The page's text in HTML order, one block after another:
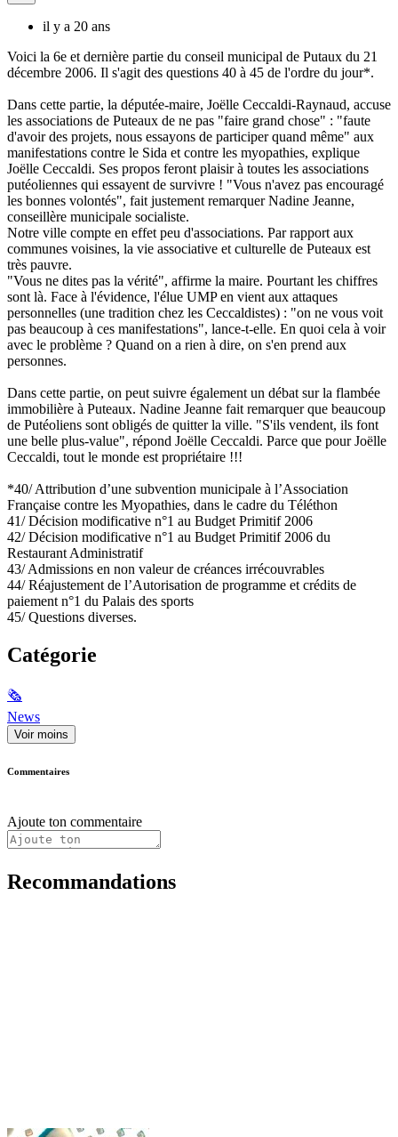
il y a 20 ans
Voici la 6e et dernière partie du conseil municipal de Putaux du 21
décembre 2006. Il s'agit des questions 40 à 45 de l'ordre du jour*.
Dans cette partie, la députée-maire, Joëlle Ceccaldi-Raynaud, accuse
les associations de Puteaux de ne pas "faire grand chose" : "faute
d'avoir des projets, nous essayons de participer quand même" aux
manifestations contre le Sida et contre les myopathies, explique
Joëlle Ceccaldi. Ses propos feront plaisir à toutes les associations
putéoliennes qui essayent de survivre ! "Vous n'avez pas encouragé
les bonnes volontés", fait justement remarquer Nadine Jeanne,
conseillère municipale socialiste.
Notre ville compte en effet peu d'associations. Par rapport aux
communes voisines, la vie associative et culturelle de Puteaux est
très pauvre.
"Vous ne dites pas la vérité", affirme la maire. Pourtant les chiffres
sont là. Face à l'évidence, l'élue UMP en vient aux attaques
personnelles (une tradition chez les Ceccaldistes) : "on ne vous voit
pas beaucoup à ces manifestations", lance-t-elle. En quoi cela à voir
avec le problème ? Quand on a rien à dire, on s'en prend aux
personnes.
Dans cette partie, on peut suivre également un débat sur la flambée
immobilière à Puteaux. Nadine Jeanne fait remarquer que beaucoup
de Putéoliens sont obligés de quitter la ville. "S'ils vendent, ils font
une belle plus-value", répond Joëlle Ceccaldi. Parce que pour Joëlle
Ceccaldi, tout le monde est propriétaire !!!
*40/ Attribution d’une subvention municipale à l’Association
Française contre les Myopathies, dans le cadre du Téléthon
41/ Décision modificative n°1 au Budget Primitif 2006
42/ Décision modificative n°1 au Budget Primitif 2006 du
Restaurant Administratif
43/ Admissions en non valeur de créances irrécouvrables
44/ Réajustement de l’Autorisation de programme et crédits de
paiement n°1 du Palais des sports
45/ Questions diverses.
Catégorie
🗞
News
Voir moins
Commentaires
Ajoute ton commentaire
Recommandations